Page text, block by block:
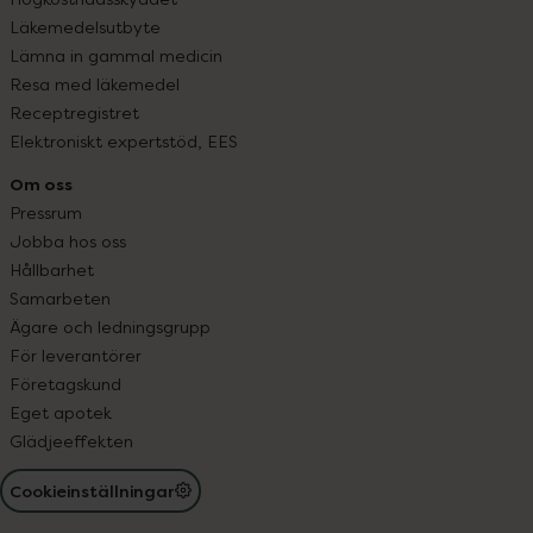
Läkemedelsutbyte
Lämna in gammal medicin
Resa med läkemedel
Receptregistret
Elektroniskt expertstöd, EES
Om oss
Pressrum
Jobba hos oss
Hållbarhet
Samarbeten
Ägare och ledningsgrupp
För leverantörer
Företagskund
Eget apotek
Glädjeeffekten
Cookieinställningar